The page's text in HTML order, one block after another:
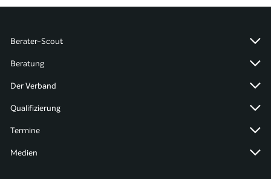
Berater-Scout
Beratung
Der Verband
Qualifizierung
Termine
Medien